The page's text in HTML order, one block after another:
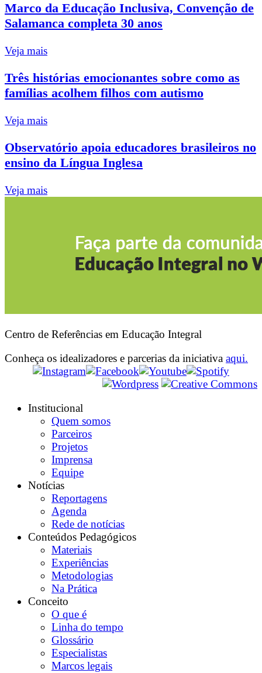
Marco da Educação Inclusiva, Convenção de
Salamanca completa 30 anos
Veja mais
Três histórias emocionantes sobre como as
famílias acolhem filhos com autismo
Veja mais
Observatório apoia educadores brasileiros no
ensino da Língua Inglesa
Veja mais
Centro de Referências em Educação Integral
Conheça os idealizadores e parcerias da iniciativa aqui.
Institucional
Quem somos
Parceiros
Projetos
Imprensa
Equipe
Notícias
Reportagens
Agenda
Rede de notícias
Conteúdos Pedagógicos
Materiais
Experiências
Metodologias
Na Prática
Conceito
O que é
Linha do tempo
Glossário
Especialistas
Marcos legais